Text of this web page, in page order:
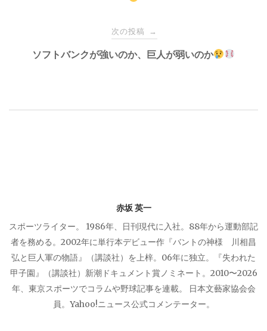
次の投稿 →
ソフトバンクが強いのか、巨人が弱いのか
赤坂 英一
スポーツライター。 1986年、日刊現代に入社。88年から運動部記
者を務める。2002年に単行本デビュー作『バントの神様 川相昌
弘と巨人軍の物語』（講談社）を上梓。06年に独立。『失われた
甲子園』（講談社）新潮ドキュメント賞ノミネート。2010〜2026
年、東京スポーツでコラムや野球記事を連載。 日本文藝家協会会
員。Yahoo!ニュース公式コメンテーター。